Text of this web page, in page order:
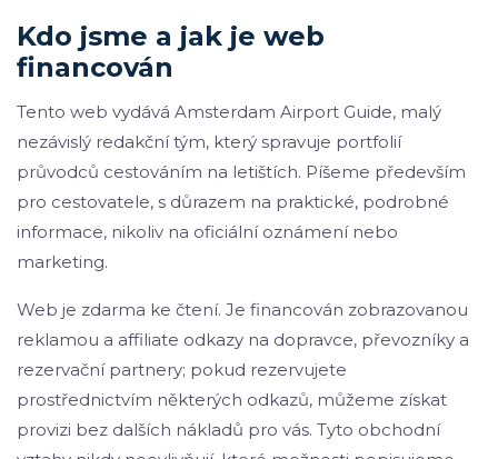
Kdo jsme a jak je web
financován
Tento web vydává Amsterdam Airport Guide, malý
nezávislý redakční tým, který spravuje portfolií
průvodců cestováním na letištích. Píšeme především
pro cestovatele, s důrazem na praktické, podrobné
informace, nikoliv na oficiální oznámení nebo
marketing.
Web je zdarma ke čtení. Je financován zobrazovanou
reklamou a affiliate odkazy na dopravce, převozníky a
rezervační partnery; pokud rezervujete
prostřednictvím některých odkazů, můžeme získat
provizi bez dalších nákladů pro vás. Tyto obchodní